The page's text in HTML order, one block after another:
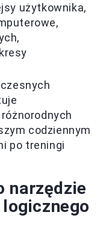
użytkownika,
codziennym
po treningi
narzędzie